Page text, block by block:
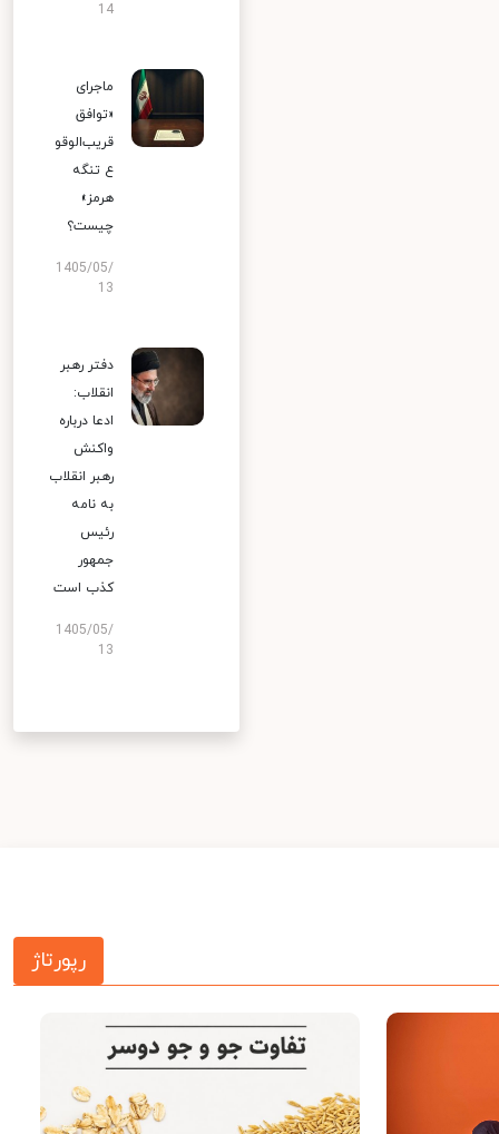
14
ماجرای
«توافق
قریب‌الوقو
ع تنگه
هرمز»
چیست؟
1405/05/
13
دفتر رهبر
انقلاب:
ادعا درباره
واکنش
رهبر انقلاب
به نامه
رئیس
جمهور
کذب است
1405/05/
13
رپورتاژ